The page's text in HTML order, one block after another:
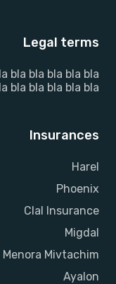
Legal terms
bla bla bla bla bla
bla bla bla bla bla
Insurances
Harel
Phoenix
Clal Insurance
Migdal
Menora Mivtachim
Ayalon